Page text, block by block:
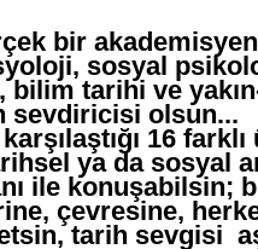
bir
sosyal
tarihi ve
sevdiricisi olsun...
16
ya da sosyal
ile konuşabilsin;
çevresine,
tarih sevgisi